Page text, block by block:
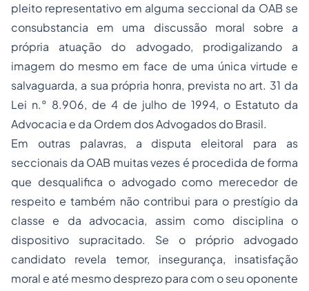
pleito representativo em alguma seccional da OAB se
consubstancia em uma discussão moral sobre a
própria atuação do advogado, prodigalizando a
imagem do mesmo em face de uma única virtude e
salvaguarda, a sua própria honra, prevista no art. 31 da
Lei n.° 8.906, de 4 de julho de 1994, o Estatuto da
Advocacia e da Ordem dos Advogados do Brasil.
Em outras palavras, a disputa eleitoral para as
seccionais da OAB muitas vezes é procedida de forma
que desqualifica o advogado como merecedor de
respeito e também não contribui para o prestígio da
classe e da advocacia, assim como disciplina o
dispositivo supracitado. Se o próprio advogado
candidato revela temor, insegurança, insatisfação
moral e até mesmo desprezo para com o seu oponente